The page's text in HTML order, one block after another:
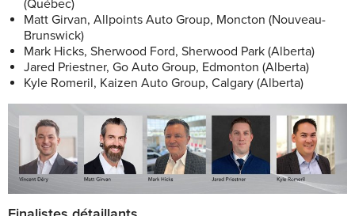
(Québec)
Matt Girvan, Allpoints Auto Group, Moncton (Nouveau-
Brunswick)
Mark Hicks, Sherwood Ford, Sherwood Park (Alberta)
Jared Priestner, Go Auto Group, Edmonton (Alberta)
Kyle Romeril, Kaizen Auto Group, Calgary (Alberta)